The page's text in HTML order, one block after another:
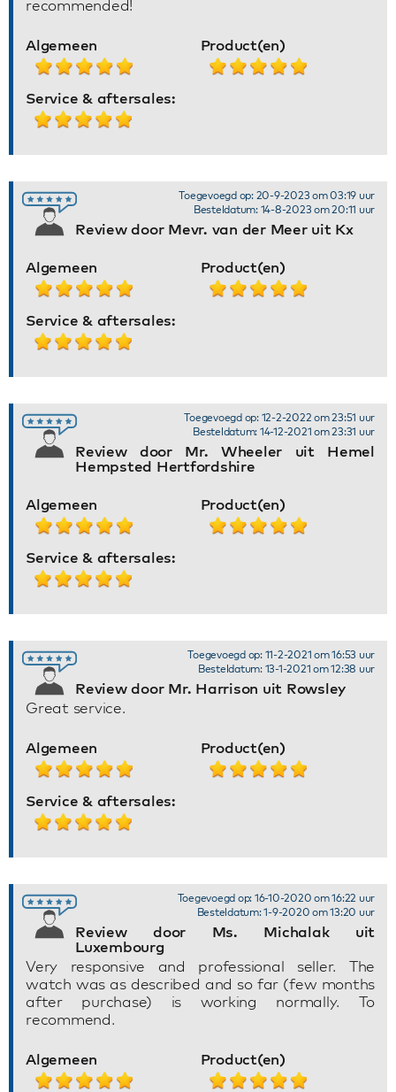
recommended!
Algemeen Product(en)
Service & aftersales:
Review door Mevr. van der Meer uit Kx
Toegevoegd op: 20-9-2023 om 03:19 uur
Besteldatum: 14-8-2023 om 20:11 uur
Algemeen Product(en)
Service & aftersales:
Review door Mr. Wheeler uit Hemel
Hempsted Hertfordshire
Toegevoegd op: 12-2-2022 om 23:51 uur
Besteldatum: 14-12-2021 om 23:31 uur
Algemeen Product(en)
Service & aftersales:
Review door Mr. Harrison uit Rowsley
Toegevoegd op: 11-2-2021 om 16:53 uur
Besteldatum: 13-1-2021 om 12:38 uur
Great service.
Algemeen Product(en)
Service & aftersales:
Review door Ms. Michalak uit
Luxembourg
Toegevoegd op: 16-10-2020 om 16:22 uur
Besteldatum: 1-9-2020 om 13:20 uur
Very responsive and professional seller. The
watch was as described and so far (few months
after purchase) is working normally. To
recommend.
Algemeen Product(en)